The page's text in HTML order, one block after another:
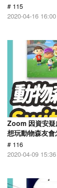
# 115
2020-04-16 16:00
Zoom 因資安
想玩動物森友
# 116
2020-04-09 15:36